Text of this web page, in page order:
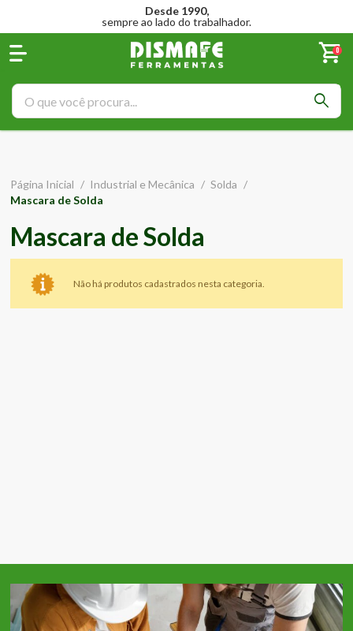
Desde 1990,
sempre ao lado do trabalhador.
0
Página Inicial / Industrial e Mecânica / Solda /
Mascara de Solda
Mascara de Solda
Não há produtos cadastrados nesta categoria.